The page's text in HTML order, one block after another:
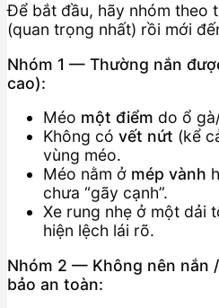
Để bắt đầu, hãy nhóm theo
(quan trọng nhất) rồi mới
Nhóm 1 — Thường nắn
cao):
Méo một điểm do ổ
Không có vết nứt (kể
vùng méo.
Méo nằm ở mép vành
chưa “gãy cạnh”.
Xe rung nhẹ ở một dải
hiện lệch lái rõ.
Nhóm 2 — Không nên nắn
bảo an toàn: